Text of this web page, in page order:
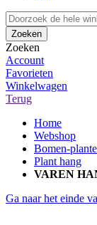
Zoeken
Zoeken
Account
Favorieten
Winkelwagen
Terug
Home
Webshop
Bomen-
Plant hang
VAREN
Ga naar het einde